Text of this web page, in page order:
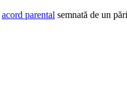
acord parental semnată de un